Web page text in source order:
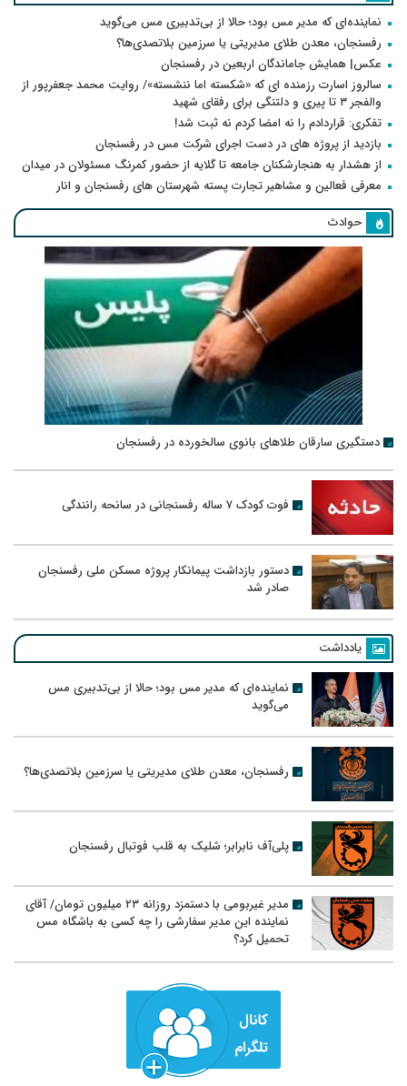
نماینده‌ای که مدیر مس بود؛ حالا از بی‌تدبیری مس می‌گوید
رفسنجان، معدن طلای مدیریتی یا سرزمین بلاتصدی‌ها؟
عکس| همایش جاماندگان اربعین در رفسنجان
سالروز اسارت رزمنده ای که «شکسته اما ننشسته»/ روایت محمد جعفرپور از
والفجر ۳ تا پیری و دلتنگی برای رفقای شهید
تفکری: قراردادم را نه امضا کردم نه ثبت شد!
بازدید از پروژه های در دست اجرای شرکت مس در رفسنجان
از هشدار به هنجارشکنان جامعه تا گلایه از حضور کمرنگ مسئولان در میدان
معرفی فعالین و مشاهیر تجارت پسته شهرستان های رفسنجان و انار
حوادث
دستگیری سارقان طلاهای بانوی سالخورده در رفسنجان
فوت کودک ۷ ساله رفسنجانی در سانحه رانندگی
دستور بازداشت پیمانکار پروژه مسکن ملی رفسنجان
صادر شد
یادداشت
نماینده‌ای که مدیر مس بود؛ حالا از بی‌تدبیری مس
می‌گوید
رفسنجان، معدن طلای مدیریتی یا سرزمین بلاتصدی‌ها؟
پلی‌آف نابرابر؛ شلیک به قلب فوتبال رفسنجان
مدیر غیربومی با دستمزد روزانه ۲۳ میلیون تومان/ آقای
نماینده این مدیر سفارشی را چه کسی به باشگاه مس
تحمیل کرد؟